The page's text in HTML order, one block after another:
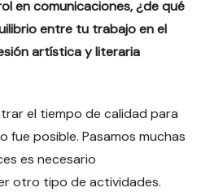
en comunicaciones, ¿de qué
entre tu trabajo en el
artística y literaria
el tiempo de calidad para
fue posible. Pasamos muchas
es necesario
otro tipo de actividades.